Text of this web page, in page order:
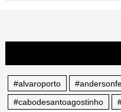
#alvaroporto
#cabodesantoagostinho